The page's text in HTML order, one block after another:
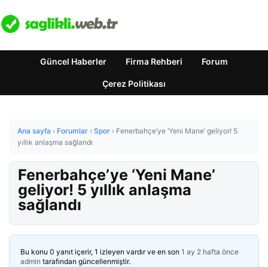
Güncel Haberler Firma Rehberi Forum
Çerez Politikası
Ana sayfa › Forumlar › Spor › Fenerbahçe’ye ‘Yeni Mane’ geliyor! 5
yıllık anlaşma sağlandı
Fenerbahçe’ye ‘Yeni Mane’
geliyor! 5 yıllık anlaşma
sağlandı
Bu konu 0 yanıt içerir, 1 izleyen vardır ve en son 1 ay 2 hafta önce
admin tarafından güncellenmiştir.